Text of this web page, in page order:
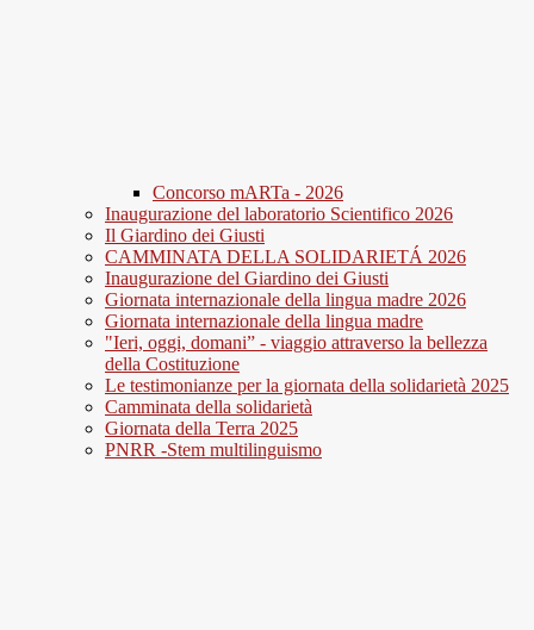
Concorso mARTa - 2026
Inaugurazione del laboratorio Scientifico 2026
Il Giardino dei Giusti
CAMMINATA DELLA SOLIDARIETÁ 2026
Inaugurazione del Giardino dei Giusti
Giornata internazionale della lingua madre 2026
Giornata internazionale della lingua madre
"Ieri, oggi, domani” - viaggio attraverso la bellezza
della Costituzione
Le testimonianze per la giornata della solidarietà 2025
Camminata della solidarietà
Giornata della Terra 2025
PNRR -Stem multilinguismo